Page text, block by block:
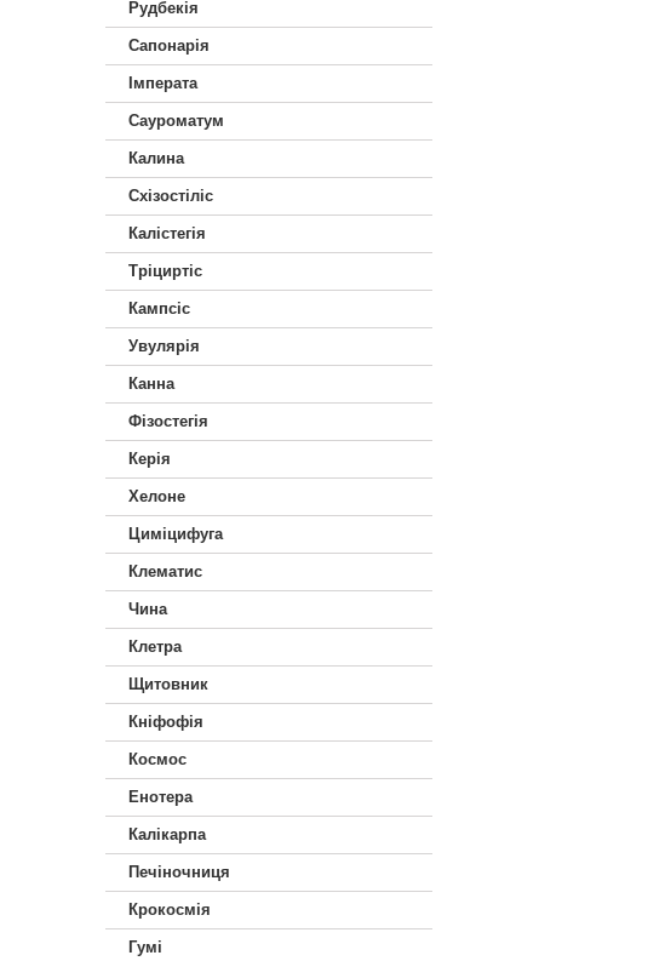
Рудбекія
Сапонарія
Імперата
Сауроматум
Калина
Схізостіліс
Калістегія
Тріциртіс
Кампсіс
Увулярія
Канна
Фізостегія
Керія
Хелоне
Циміцифуга
Клематис
Чина
Клетра
Щитовник
Кніфофія
Космос
Енотера
Калікарпа
Печіночниця
Крокосмія
Гумі